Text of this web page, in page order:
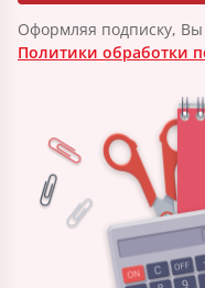
Оформляя подписку,
Политики обработки